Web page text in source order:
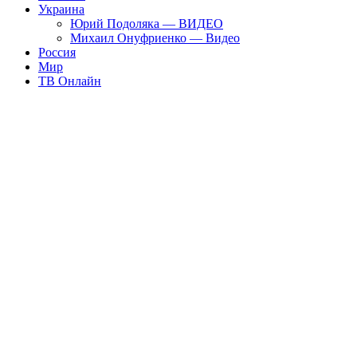
Украина
Юрий Подоляка — ВИДЕО
Михаил Онуфриенко — Видео
Россия
Мир
ТВ Онлайн